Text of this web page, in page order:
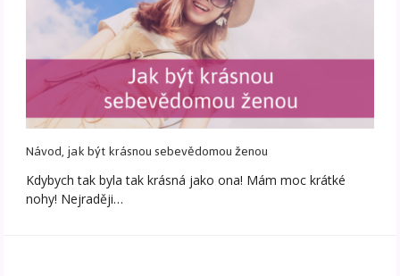
Návod, jak být krásnou sebevědomou ženou
Kdybych tak byla tak krásná jako ona! Mám moc krátké
nohy! Nejraději…